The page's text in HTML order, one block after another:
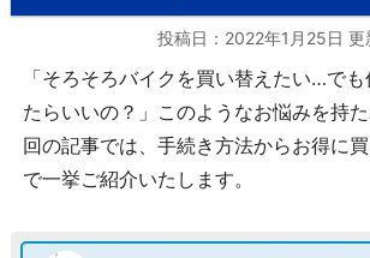
投稿日：2022年1月25日 更
「そろそろバイクを買い替えたい…で
たらいいの？」このようなお悩みを持
回の記事では、手続き方法からお得に
で一挙ご紹介いたします。